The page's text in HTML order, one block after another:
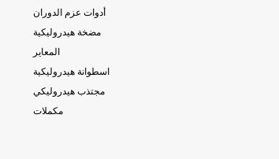
أدوات عزم الدوران
مضخة هيدروليكية
المعاير
اسطوانة هيدروليكية
مجتذب هيدروليكي
مكملات